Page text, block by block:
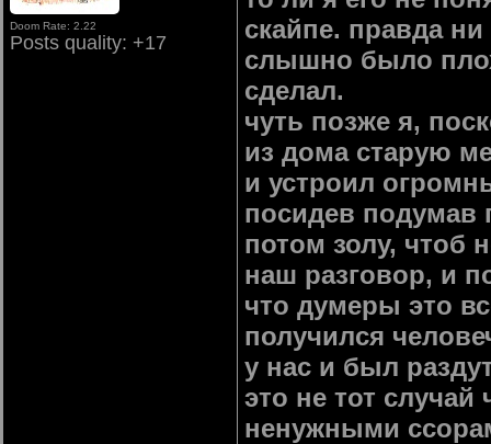
Doom Rate: 2.22
Posts quality: +17
скайпе. правда
слышно было
сделал.
чуть позже я,
из дома старую
и устроил
посидев подумав
потом золу, чтоб
наш разговор, и
что думеры это
получился
у нас и был
это не тот
ненужными